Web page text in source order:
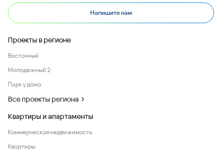
Напишите нам
Проекты в регионе
Восточный
Молодежный 2
Парк у дома
Все проекты региона
Квартиры и апартаменты
Коммерческая недвижимость
Квартиры